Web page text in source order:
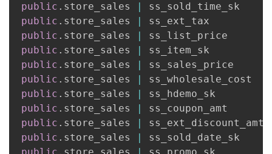
public . store_sales |
public . store_sales |
public . store_sales |
public . store_sales |
public . store_sales |
public . store_sales |
public . store_sales |
public . store_sales |
public . store_sales |
public . store_sales |